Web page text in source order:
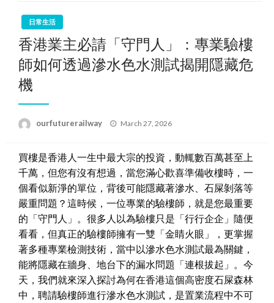
日常生活
香港業主必請「守門人」：專業驗樓
師如何透過滲水色水測試揭開隱藏危
機
ourfuturerailway
Posted
March 27, 2026
買樓是香港人一生中最大宗的投資，動輒數百萬甚至上
千萬，但您有沒有想過，當您滿心歡喜準備收樓時，一
個看似新淨的單位，背後可能隱藏著滲水、石屎剝落等
嚴重問題？這時候，一位專業的驗樓師，就是您最重要
的「守門人」。很多人以為驗樓只是「行行企企」隨便
看看，但真正的驗樓師擁有一雙「金睛火眼」，更掌握
著多種專業檢測技術，當中以滲水色水測試最為關鍵，
能將隱藏在牆身、地台下的漏水問題「連根拔起」。今
天，我們就來深入探討為何在香港這個高密度石屎森林
中，聘請驗樓師進行滲水色水測試，是置業流程中不可